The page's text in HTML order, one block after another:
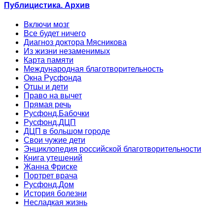
Публицистика. Архив
Включи мозг
Все будет ничего
Диагноз доктора Мясникова
Из жизни незаменимых
Карта памяти
Международная благотворительность
Окна Русфонда
Отцы и дети
Право на вычет
Прямая речь
Русфонд.Бабочки
Русфонд.ДЦП
ДЦП в большом городе
Свои чужие дети
Энциклопедия российской благотворительности
Книга утешений
Жанна Фриске
Портрет врача
Русфонд.Дом
История болезни
Несладкая жизнь